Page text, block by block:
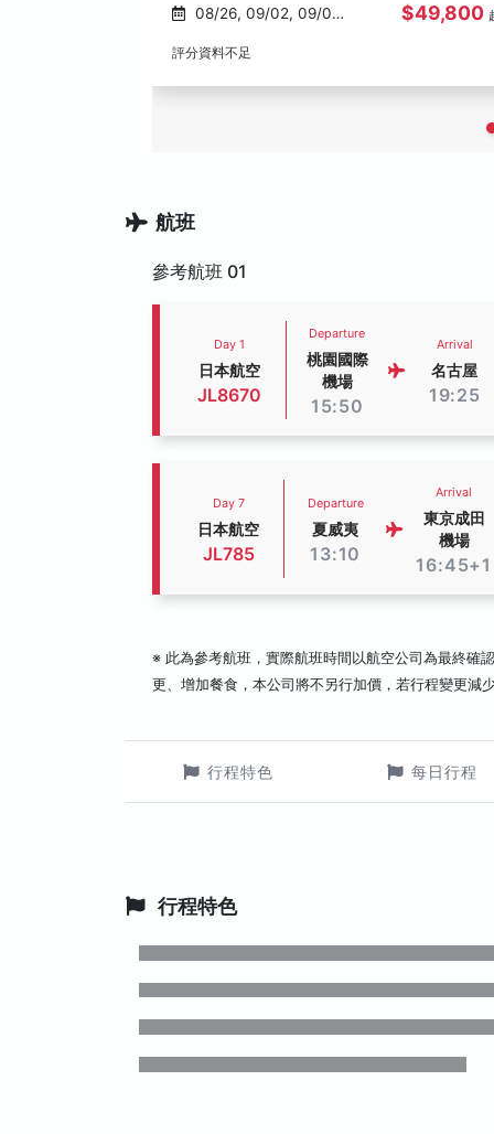
$49,800
評分資料不足
航班
參考航班 01
Day 1
日本航空
JL8670
Departure
桃園國際
機場
15:50
Arrival
名古屋
19:25
Day 7
日本航空
JL785
Departure
夏威夷
13:10
Arrival
東京成田
機場
16:45+1
※ 此為參考航班，實際航班時間以航空公司為最終確
更、增加餐食，本公司將不另行加價，若行程變更減
行程特色 每日行程
行程特色